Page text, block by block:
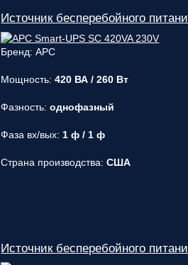
Источник бесперебойного
Бренд: APC
Мощность:420 ВА / 260 Вт
Фазность:однофазный
Фаза вх/вых: 1 ф / 1 ф
Страна производства:США
Источник бесперебойного